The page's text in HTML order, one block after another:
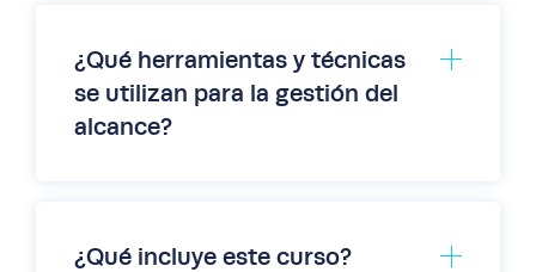
¿Qué herramientas y técnicas
se utilizan para la gestión del
alcance?
¿Qué incluye este curso?